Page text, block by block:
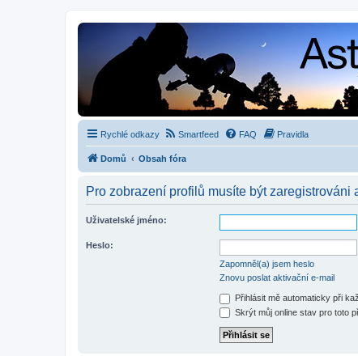
Rychlé odkazy Smartfeed FAQ Pravidla
Domů Obsah fóra
Pro zobrazení profilů musíte být zaregistrováni
Uživatelské jméno:
Heslo:
Zapomněl(a) jsem heslo
Znovu poslat aktivační e-mail
Přihlásit mě automaticky při
Skrýt můj online stav pro toto